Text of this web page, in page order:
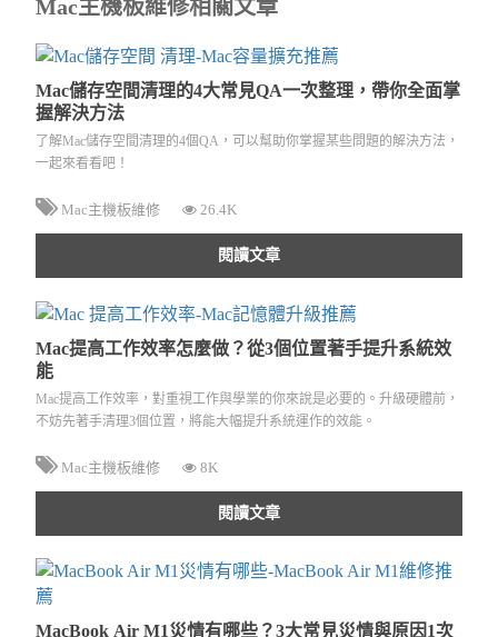
Mac主機板維修相關文章
Mac儲存空間清理的4大常見QA一次整理，帶你全面掌
握解決方法
了解Mac儲存空間清理的4個QA，可以幫助你掌握某些問題的解決方法，
一起來看看吧！
Mac主機板維修 26.4K
閱讀文章
Mac提高工作效率怎麼做？從3個位置著手提升系統效
能
Mac提高工作效率，對重視工作與學業的你來說是必要的。升級硬體前，
不妨先著手清理3個位置，將能大幅提升系統運作的效能。
Mac主機板維修 8K
閱讀文章
MacBook Air M1災情有哪些？3大常見災情與原因1次